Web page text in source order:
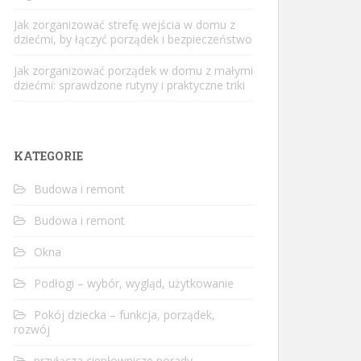
Jak zorganizować strefę wejścia w domu z
dziećmi, by łączyć porządek i bezpieczeństwo
Jak zorganizować porządek w domu z małymi
dziećmi: sprawdzone rutyny i praktyczne triki
KATEGORIE
Budowa i remont
Budowa i remont
Okna
Podłogi – wybór, wygląd, użytkowanie
Pokój dziecka – funkcja, porządek,
rozwój